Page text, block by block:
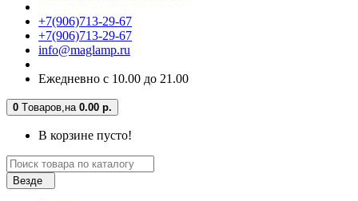
+7(906)713-29-67
+7(906)713-29-67
info@maglamp.ru
Ежедневно с 10.00 до 21.00
0 Tоваров,на 0.00 р.
В корзине пусто!
Везде